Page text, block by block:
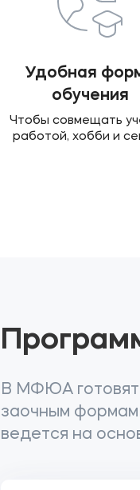
Удобная
обучения
Чтобы совмещать
работой, хобби и
В МФЮА готовят
заочным формам
ведется на